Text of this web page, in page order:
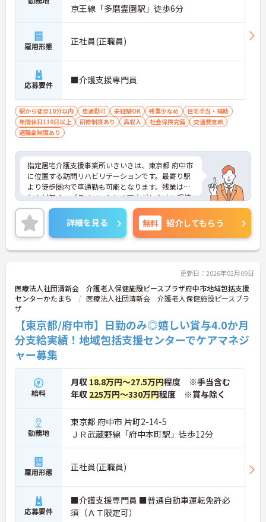
京王線「多磨霊園駅」徒歩6分
雇用形態 正社員(正職員)
応募要件 ■介護支援専門員
駅から徒歩10分以内 車通勤可 未経験OK 残業少なめ
住宅手当・補助
年間休日110日以上
研修制度あり 高収入 社会保険完備
交通費支給
退職金制度あり
指定居宅介護支援事業所いきいきは、東京都 府中市
に位置する訪問リハビリテーションです。最寄り駅
より徒歩圏内で車通勤も可能となります。残業はほ
とんど無く、プライベートとの両立がしやすい環境
です。ながた内科クリニックに訪問看護、居宅介護
を併設しているため迅速できめ細やかなトータルケ
アを提供しています。ご興味がございましたら面接
の対策ポイントなどお話いたしますので、お気軽に
お問い合わせください。
詳細を見る 無料 紹介してもらう
更新日：2026年02月09日
医療法人社団清新会 介護老人保健施設ピースプラザ府中市地域包括支援
センターかたまち
医療法人社団清新会 介護老人保健施設ピースプラ
ザ
【東京都/府中市】日勤のみ◎嬉しい賞与4.0か月
分支給実績！地域包括支援センターでケアマネジ
ャー募集
給料
月収 18.8万円～27.5万円程度 ※手当含む
年収 225万円～330万円程度 ※賞与除く
勤務地
東京都 府中市 片町2-14-5
ＪＲ武蔵野線「府中本町駅」徒歩12分
雇用形態 正社員(正職員)
応募要件
■介護支援専門員 ■普通自動車運転免許必
須（ＡＴ限定可）